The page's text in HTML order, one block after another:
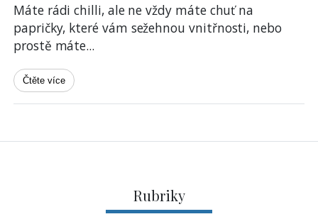
Máte rádi chilli, ale ne vždy máte chuť na
papričky, které vám sežehnou vnitřnosti, nebo
prostě máte...
Čtěte více
Rubriky